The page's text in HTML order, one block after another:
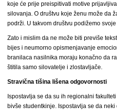
koje će prije preispitivati motive
silovanja. O društvu koje ženu može da
podrži. U takvom društvu podižemo
Zato i mislim da ne može biti previše
bijes i neumorno opismenjavanje
branilaca nasilnika moraju konačno da
štitila samo silovatelje i zlostavljače.
Stravična tišina lišena odgovornosti
Ispostavlja se da su ih regionalni
bivše studentkinje. Ispostavlja se da